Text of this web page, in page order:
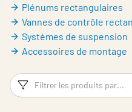
Plénums rectangulaires
Vannes de contrôle
Systèmes de suspension
Accessoires de montage
Filtres